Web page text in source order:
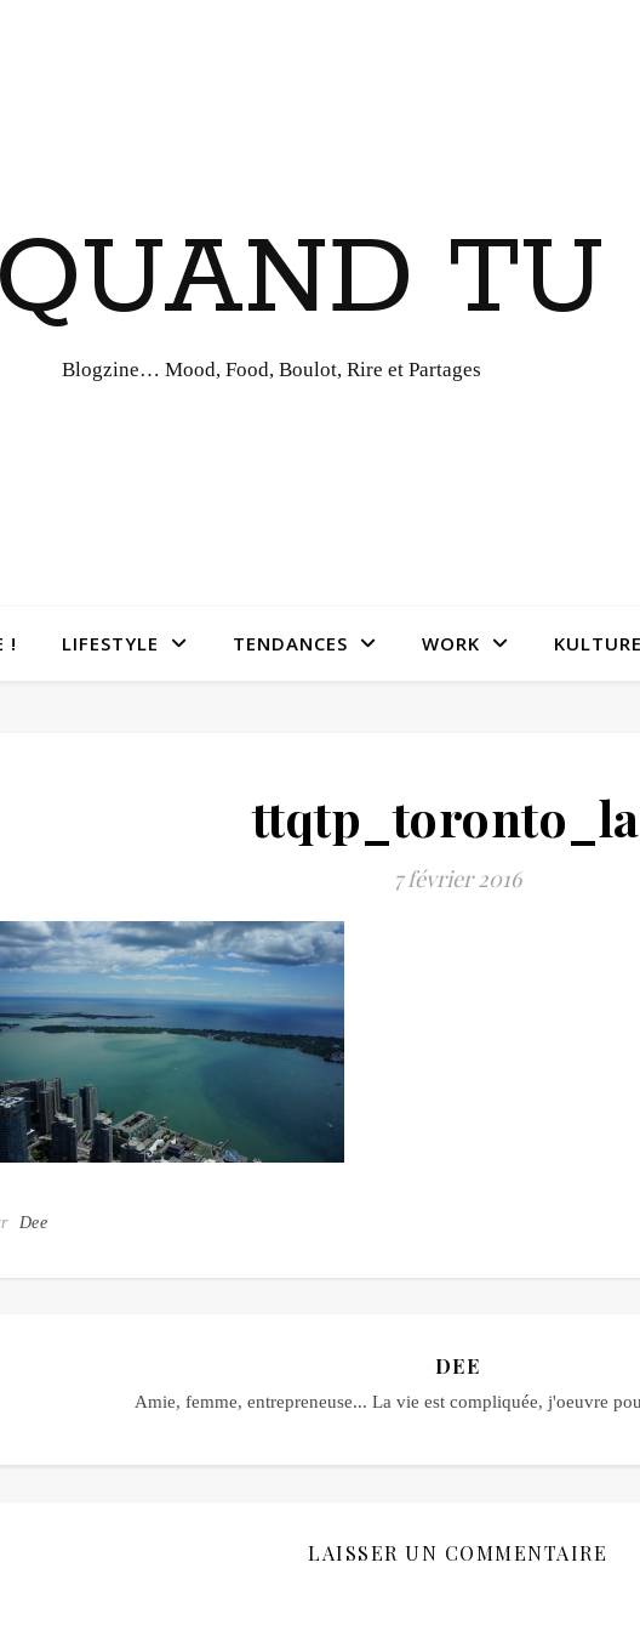
TU
Blogzine… Mood, Food, Boulot, Rire et Partages
! LIFESTYLE TENDANCES WORK
7 février 2016
Dee
DEE
Amie, femme, entrepreneuse... La vie est compliquée, j'oeuvre
LAISSER UN COMMENTAIRE